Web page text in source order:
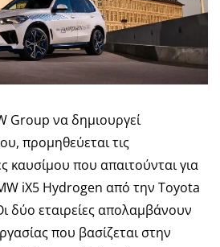
Group να δημιουργεί
προμηθεύεται τις
καυσίμου που απαιτούνται για
iX5 Hydrogen από την Toyota
δύο εταιρείες απολαμβάνουν
που βασίζεται στην